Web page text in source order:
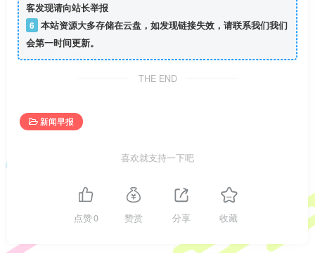
客发现请向站长举报
6 本站资源大多存储在云盘，如发现链接失效，请联系我们我们
会第一时间更新。
THE END
新闻早报
喜欢就支持一下吧
点赞0 赞赏 分享 收藏